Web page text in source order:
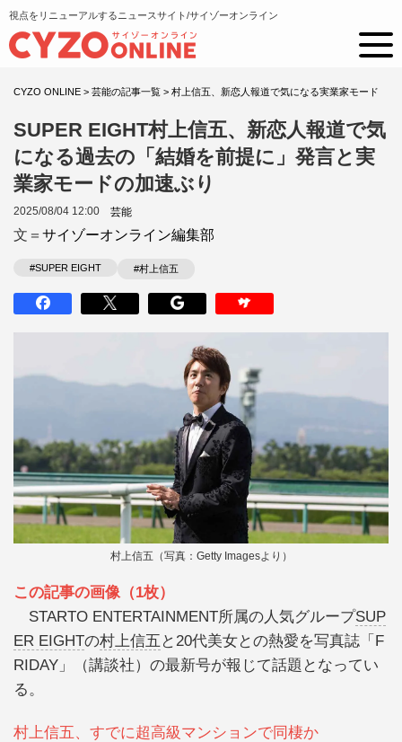
視点をリニューアルするニュースサイト/サイゾーオンライン
CYZO ONLINE > 芸能の記事一覧 > 村上信五、新恋人報道で気になる実業家モード
SUPER EIGHT村上信五、新恋人報道で気
になる過去の「結婚を前提に」発言と実
業家モードの加速ぶり
2025/08/04 12:00 芸能
文＝ サイゾーオンライン編集部
#SUPER EIGHT #村上信五
村上信五（写真：Getty Imagesより）
この記事の画像（1枚）
STARTO ENTERTAINMENT所属の人気グループSUP
ER EIGHTの村上信五 と20代美女との熱愛を写真誌「F
RIDAY」（講談社）の最新号が報じて話題となってい
る。
村上信五、すでに超高級マンションで同棲か